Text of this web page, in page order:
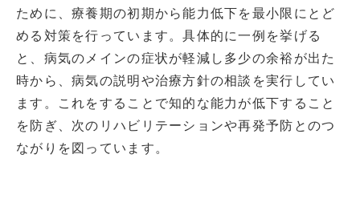
ために、療養期の初期から能力低下を最小限にとど
める対策を行っています。具体的に一例を挙げる
と、病気のメインの症状が軽減し多少の余裕が出た
時から、病気の説明や治療方針の相談を実行してい
ます。これをすることで知的な能力が低下すること
を防ぎ、次のリハビリテーションや再発予防とのつ
ながりを図っています。